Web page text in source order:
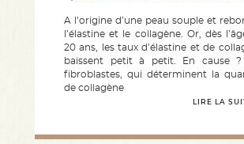
A l’origine d’une peau souple et
l’élastine et le collagène. Or, dès
20 ans, les taux d’élastine et de
baissent petit à petit. En cause ?
fibroblastes, qui déterminent la
de collagène
LIRE LA